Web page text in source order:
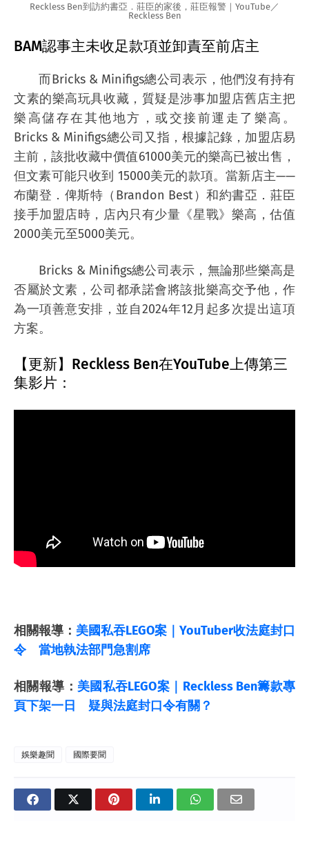
Reckless Ben到訪約書亞．莊臣的家後，莊臣報警｜YouTube／
Reckless Ben
BAM認事主未收足款項並卸責至前店主
而Bricks & Minifigs總公司表示，他們沒有持有
文素的樂高玩具收藏，質疑是涉事加盟店舊店主把
樂高儲存在其他地方，或交接前運走了樂高。
Bricks & Minifigs總公司又指，根據記錄，加盟店易
主前，該批收藏中價值61000美元的樂高已被出售，
但文素可能只收到 15000美元的款項。當新店主——
布蘭登．俾斯特（Brandon Best）和約書亞．莊臣
接手加盟店時，店內只有少量《星戰》樂高，估值
2000美元至5000美元。
Bricks & Minifigs總公司表示，無論那些樂高是
否屬於文素，公司都承諾會將該批樂高交予他，作
為一項善意安排，並自2024年12月起多次提出這項
方案。
【更新】Reckless Ben在YouTube上傳第三
集影片：
相關報導： 美國私吞LEGO案｜YouTuber收法庭封口
令 當地執法部門急割席
相關報導： 美國私吞LEGO案｜Reckless Ben籌款專
頁下架一日 疑與法庭封口令有關？
娛樂趣聞 國際要聞